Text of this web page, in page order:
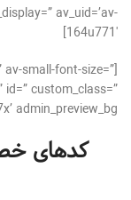
av_uid=’av-
164u771′]
av-small-font-size=”
custom_class=”
admin_preview_bg=”]
کدهای